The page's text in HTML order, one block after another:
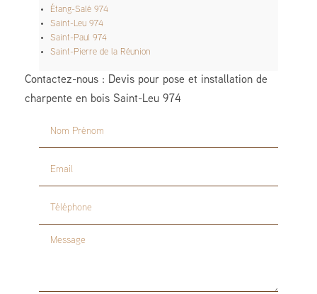
Étang-Salé 974
Saint-Leu 974
Saint-Paul 974
Saint-Pierre de la Réunion
Contactez-nous : Devis pour pose et installation de
charpente en bois Saint-Leu 974
Nom Prénom
Email
Téléphone
Message